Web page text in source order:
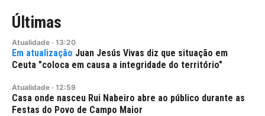
Últimas
Atualidade · 13:20
Juan Jesús Vivas diz que situação em
Ceuta "coloca em causa a integridade do território"
Atualidade · 12:59
Casa onde nasceu Rui Nabeiro abre ao público durante as
Festas do Povo de Campo Maior